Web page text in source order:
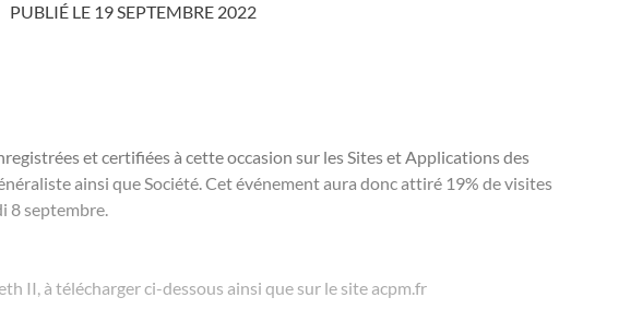
PUBLIÉ LE 19 SEPTEMBRE 2022
et certifiées à cette occasion sur les Sites et Applications des
ainsi que Société. Cet événement aura donc attiré 19% de visites
8 septembre.
II, à télécharger ci-dessous ainsi que sur le site acpm.fr